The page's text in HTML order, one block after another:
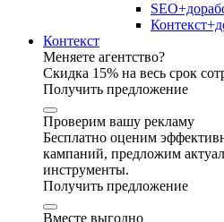
Контекст
Меняете агентство?
Скидка 15% на весь срок
Получить предложение
Проверим вашу рекламу
Бесплатно оценим
кампаний, предложим
инструменты.
Получить предложение
Вместе выгодно